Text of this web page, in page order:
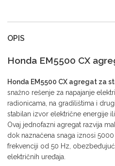
OPIS
Honda EM5500 CX
Honda EM5500 CX agregat za
snažno rešenje za napajanje
radionicama, na gradilištima i
stabilan izvor električne energije
Ovaj jednofazni agregat razvija
dok naznačena snaga iznosi
frekvenciji od 50 Hz,
električnih uređaja.